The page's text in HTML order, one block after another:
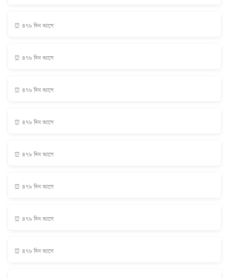
⏰ ৪৭৮ দিন আগে
⏰ ৪৭৮ দিন আগে
⏰ ৪৭৮ দিন আগে
⏰ ৪৭৮ দিন আগে
⏰ ৪৭৮ দিন আগে
⏰ ৪৭৮ দিন আগে
⏰ ৪৭৮ দিন আগে
⏰ ৪৭৮ দিন আগে